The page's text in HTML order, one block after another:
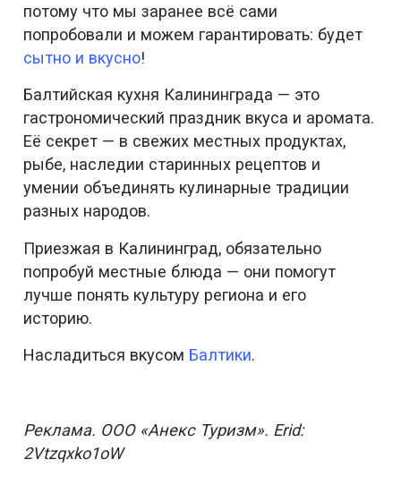
потому что мы заранее всё сами
попробовали и можем гарантировать: будет
сытно и вкусно!
Балтийская кухня Калининграда — это
гастрономический праздник вкуса и аромата.
Её секрет — в свежих местных продуктах,
рыбе, наследии старинных рецептов и
умении объединять кулинарные традиции
разных народов.
Приезжая в Калининград, обязательно
попробуй местные блюда — они помогут
лучше понять культуру региона и его
историю.
Насладиться вкусом Балтики.
Реклама. ООО «Анекс Туризм». Erid:
2Vtzqxko1oW